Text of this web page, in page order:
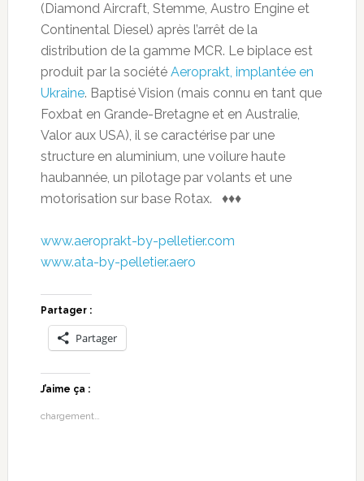
(Diamond Aircraft, Stemme, Austro Engine et
Continental Diesel) après l’arrêt de la
distribution de la gamme MCR. Le biplace est
produit par la société Aeroprakt, implantée en
Ukraine. Baptisé Vision (mais connu en tant que
Foxbat en Grande-Bretagne et en Australie,
Valor aux USA), il se caractérise par une
structure en aluminium, une voilure haute
haubannée, un pilotage par volants et une
motorisation sur base Rotax. ♦♦♦
www.aeroprakt-by-pelletier.com
www.ata-by-pelletier.aero
Partager :
Partager
J’aime ça :
chargement…